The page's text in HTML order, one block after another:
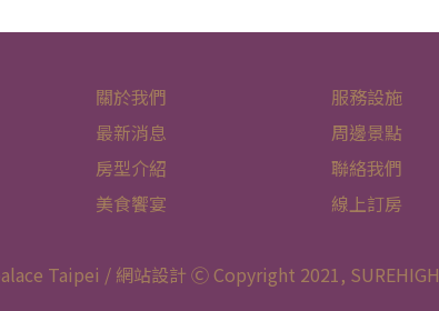
關於我們
最新消息
房型介紹
美食饗宴
服務設施
周邊景點
聯絡我們
線上訂房
Taipei / 網站設計 Ⓒ Copyright 2021, SUREHIGH